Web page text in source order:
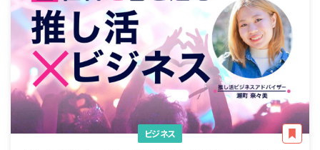
ビジネス